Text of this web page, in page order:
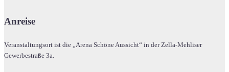
Anreise
Veranstaltungsort ist die „Arena Schöne Aussicht“ in der Zella-Mehliser
Gewerbestraße 3a.